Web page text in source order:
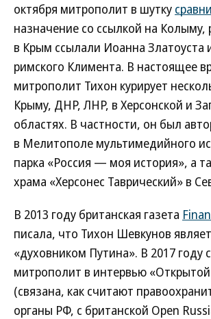
октября митрополит в шутку
назначение со ссылкой на Колыму,
в Крым ссылали Иоанна Златоуста
римского Климента. В настоящее
митрополит Тихон курирует
Крыму, ДНР, ЛНР, в Херсонской и
областях. В частности, он был
в Мелитополе мультимедийного
парка «Россия — моя история», а
храма «Херсонес Таврический» в
В 2013 году британская газета
писала, что Тихон Шевкунов
«духовником Путина». В 2017 году
митрополит в интервью
(связана, как считают
органы РФ, с британской Open